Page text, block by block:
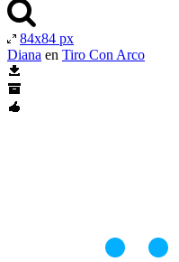
84x84 px
Diana en Tiro Con Arco